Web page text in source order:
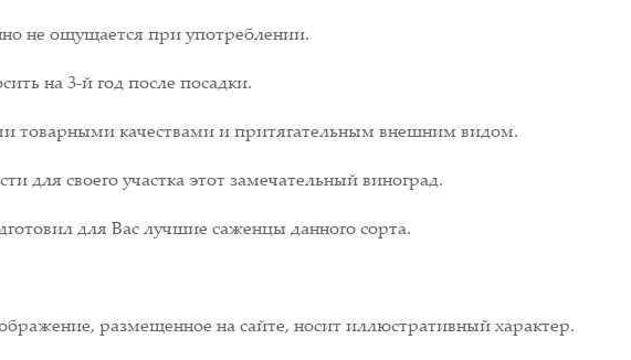
не ощущается при употреблении.
на 3-й год после посадки.
товарными качествами и притягательным внешним видом.
для своего участка этот замечательный виноград.
для Вас лучшие саженцы данного сорта.
размещенное на сайте, носит иллюстративный характер.